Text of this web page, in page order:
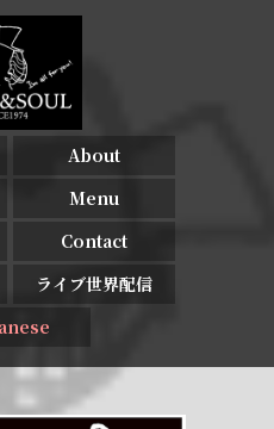
About
Menu
Contact
ライブ世界配信